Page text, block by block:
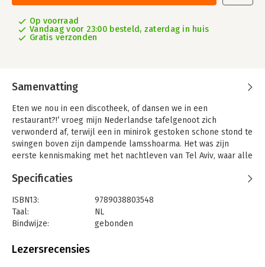
Op voorraad
Vandaag voor 23:00 besteld, zaterdag in huis
Gratis verzonden
Samenvatting
Eten we nou in een discotheek, of dansen we in een
restaurant?!’ vroeg mijn Nederlandse tafelgenoot zich
verwonderd af, terwijl een in minirok gestoken schone stond te
swingen boven zijn dampende lamsshoarma. Het was zijn
eerste kennismaking met het nachtleven van Tel Aviv, waar alle
Nergens wordt het leven uitbundiger gevierd dan in Tel Aviv, de
vrolijkste en tolerantste stad van het Midden-Oosten. De
kuststad is het paradijs op aarde: het hele jaar door geweldig
weer, prachtige stranden, toonaangevende musea, unieke
knap, jong, creatief, en stralen een tomeloze levenslust uit.
Specificaties
ISBN13:
9789038803548
Taal:
NL
Bindwijze:
gebonden
Uitgever:
Lezersrecensies